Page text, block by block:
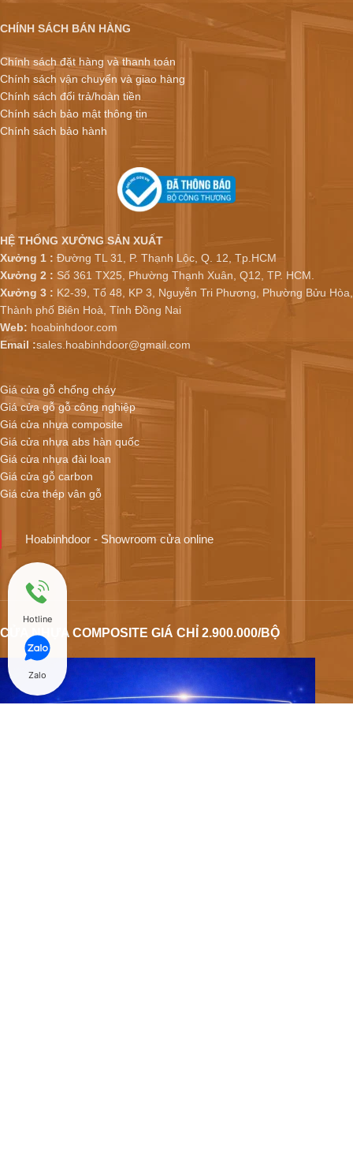
CHÍNH SÁCH BÁN HÀNG
Chính sách đặt hàng và thanh toán
Chính sách vận chuyển và giao hàng
Chính sách đổi trả/hoàn tiền
Chính sách bảo mật thông tin
Chính sách bảo hành
HỆ THỐNG XƯỞNG SẢN XUẤT
Xưởng 1 : Đường TL 31, P. Thạnh Lộc, Q. 12, Tp.HCM
Xưởng 2 : Số 361 TX25, Phường Thạnh Xuân, Q12, TP. HCM.
Xưởng 3 : K2-39, Tổ 48, KP 3, Nguyễn Tri Phương, Phường Bửu Hòa,
Thành phố Biên Hoà, Tỉnh Đồng Nai
Web: hoabinhdoor.com
Email :sales.hoabinhdoor@gmail.com
Giá cửa gỗ chống cháy
Giá cửa gỗ gỗ công nghiệp
Giá cửa nhựa composite
Giá cửa nhựa abs hàn quốc
Giá cửa nhựa đài loan
Giá cửa gỗ carbon
Giá cửa thép vân gỗ
Hoabinhdoor - Showroom cửa online
CỬA NHỰA COMPOSITE GIÁ CHỈ 2.900.000/BỘ
Hotline
Zalo